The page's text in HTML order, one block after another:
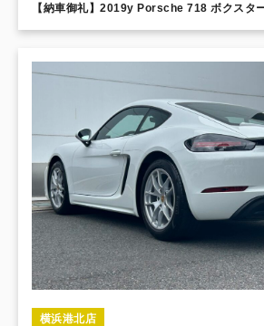
【納車御礼】2019y Porsche 718 ボクスタ
横浜港北店